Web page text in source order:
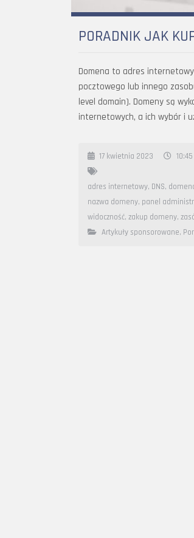
PORADNIK JAK
Domena to adres
pocztowego lub innego
level domain). Domeny są
internetowych, a ich wybór i
17 kwietnia 2023 10:45
adres internetowy, DNS,
nazwa domeny, panel
widoczność, zakup domeny,
Artykuły sponsorowane,